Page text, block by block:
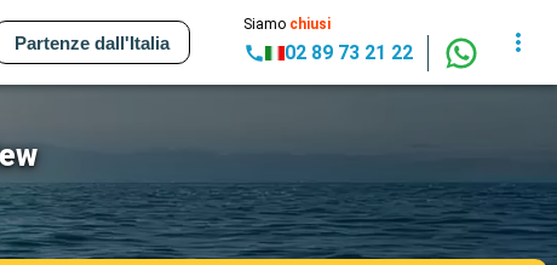
Partenze dall'Italia
Siamo chiusi
02 89 73 21 22